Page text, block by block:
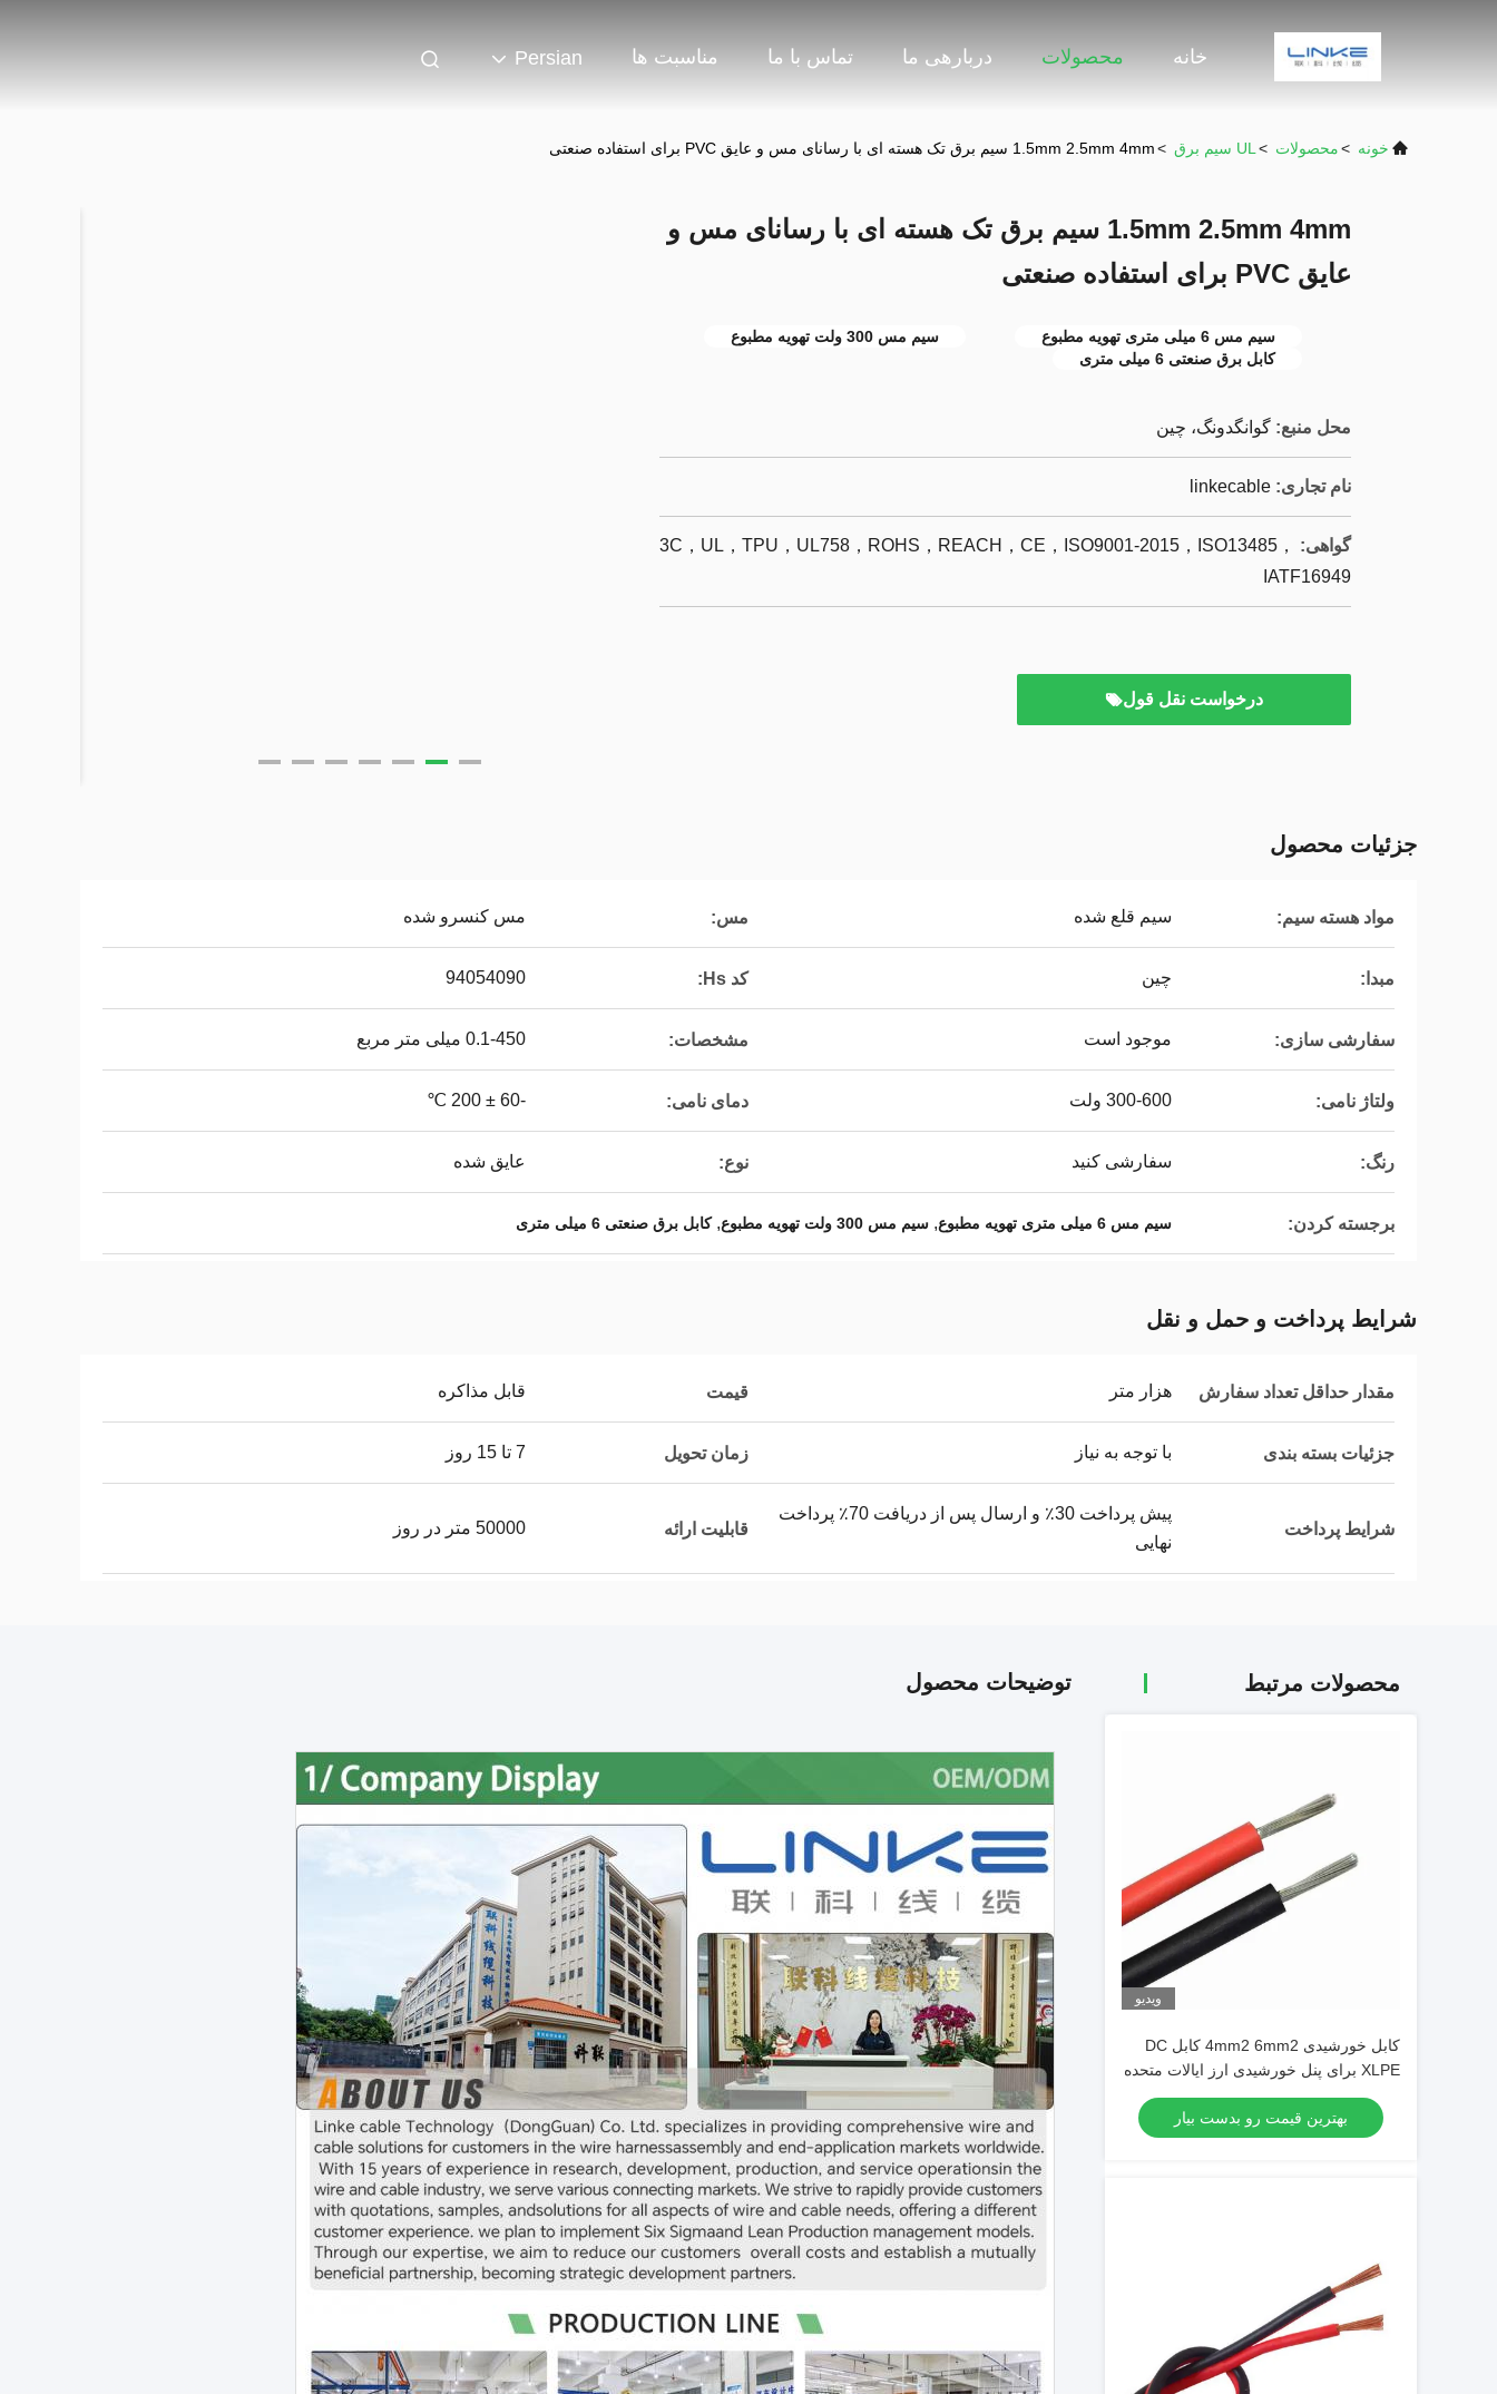
خانه محصولات دربارهی ما تماس با ما مناسبت ها Persian
خونه >محصولات > UL سیم برق >1.5mm 2.5mm 4mm سیم برق تک هسته ای با رسانای مس و عایق PVC برای استفاده صنعتی
1.5mm 2.5mm 4mm سیم برق تک هسته ای با رسانای مس و
عایق PVC برای استفاده صنعتی
سیم مس 6 میلی متری تهویه مطبوع
سیم مس 300 ولت تهویه مطبوع
کابل برق صنعتی 6 میلی متری
محل منبع: گوانگدونگ، چین
نام تجاری: linkecable
گواهی:
3C，UL，TPU，UL758，ROHS，REACH，CE，ISO9001-2015，ISO13485，
IATF16949
درخواست نقل قول
جزئیات محصول
مواد هسته سیم: سیم قلع شده مس: مس کنسرو شده
مبدا: چین کد Hs: 94054090
سفارشی سازی: موجود است مشخصات: 0.1-450 میلی متر مربع
ولتاژ نامی: 300-600 ولت دمای نامی: -60 ± 200 ℃
رنگ: سفارشی کنید نوع: عایق شده
برجسته کردن: سیم مس 6 میلی متری تهویه مطبوع , سیم مس 300 ولت تهویه مطبوع ,کابل برق صنعتی 6 میلی متری
شرایط پرداخت و حمل و نقل
مقدار حداقل تعداد سفارش هزار متر قیمت قابل مذاکره
جزئیات بسته بندی با توجه به نیاز زمان تحویل 7 تا 15 روز
شرایط پرداخت
پیش پرداخت 30٪ و ارسال پس از دریافت 70٪ پرداخت
نهایی
قابلیت ارائه 50000 متر در روز
محصولات مرتبط
ویدیو
کابل خورشیدی 4mm2 6mm2 کابل DC
XLPE برای پنل خورشیدی ارز ایالات متحده
بهترین قیمت رو بدست بیار
توضیحات محصول